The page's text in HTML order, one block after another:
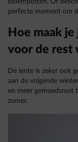
bloempotten. Of
perfecte moment om
Hoe maak
voor de rest
De lente is zeker ook
aan de volgende
en meer gemoedsrust
zomer.